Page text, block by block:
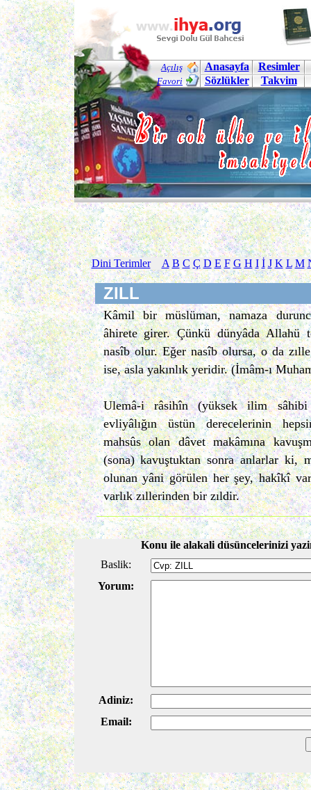
Açılış
Favori
Anasayfa
Resimler
Sözlükler
Takvim
Dini Terimler A B C Ç D E F G H I İ J K L M
ZILL
Kâmil bir müslüman, namaza
âhirete girer. Çünkü dünyâda Allahü
nasîb olur. Eğer nasîb olursa, o da
ise, asla yakınlık yeridir. (İmâm-ı
Ulemâ-i râsihîn (yüksek ilim
evliyâlığın üstün derecelerinin
mahsûs olan dâvet makâmına
(sona) kavuştuktan sonra anlarlar ki,
olunan yâni görülen her şey, hakîkî
varlık zıllerinden bir zıldir.
Konu ile alakali düsüncelerinizi
Baslik:
Yorum:
Adiniz:
Email: